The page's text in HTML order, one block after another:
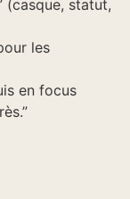
(casque, statut,
les
en focus